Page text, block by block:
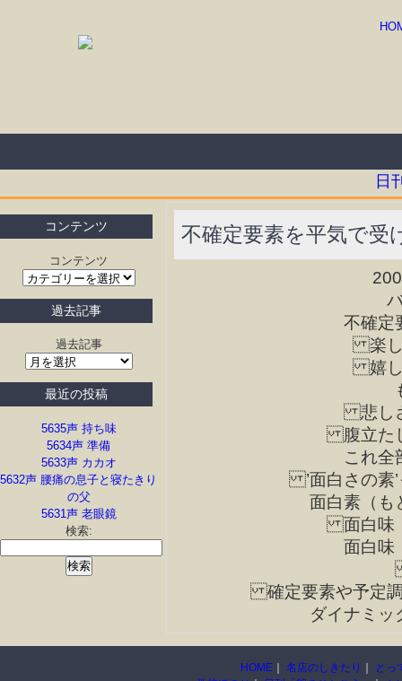
日
コンテンツ
コンテンツ
過去記事
過去記事
最近の投稿
5635声 持ち味
5634声 準備
5633声 カカオ
5632声 腰痛の息子と寝たきり
の父
5631声 老眼鏡
検索:
不確定要素を平気で受
不確定
楽し
嬉し
悲し
腹立た
これ全
’面白さの素’
面白素（も
面白味
面白味
確定要素や予定調
ダイナミッ
HOME 名店のしきたり
とっ